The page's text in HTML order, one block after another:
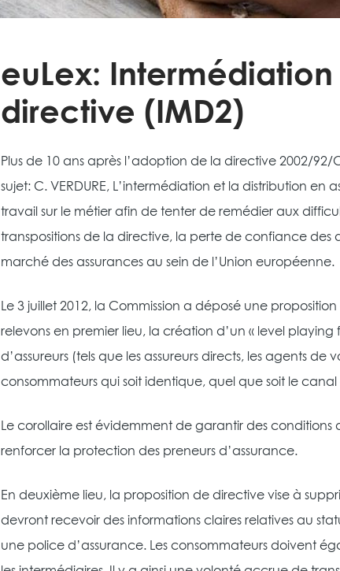
euLex:
directive (IMD2)
Plus de 10 ans après l’adoption de la directive 2002/
sujet: C. VERDURE, L’intermédiation et la distribution
travail sur le métier afin de tenter de remédier aux
transpositions de la directive, la perte de confiance des
marché des assurances au sein de l’Union européenne.
Le 3 juillet 2012, la Commission a déposé une
relevons en premier lieu, la création d’un « level playing
d’assureurs (tels que les assureurs directs, les agents
consommateurs qui soit identique, quel que soit le
Le corollaire est évidemment de garantir des
renforcer la protection des preneurs d’assurance.
En deuxième lieu, la proposition de directive vise à
devront recevoir des informations claires relatives au
une police d’assurance. Les consommateurs doivent